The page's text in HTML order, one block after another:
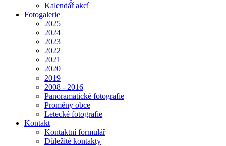
Kalendář akcí
Fotogalerie
2025
2024
2023
2022
2021
2020
2019
2008 - 2016
Panoramatické fotografie
Proměny obce
Letecké fotografie
Kontakt
Kontaktní formulář
Důležité kontakty